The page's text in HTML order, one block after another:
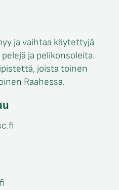
ja vaihtaa käytettyjä
ja pelikonsoleita.
joista toinen
Raahessa.